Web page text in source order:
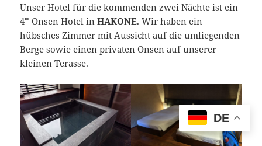
Unser Hotel für die kommenden zwei Nächte ist ein
4* Onsen Hotel inHAKONE. Wir haben ein
hübsches Zimmer mit Aussicht auf die umliegenden
Berge sowie einen privaten Onsen auf unserer
kleinen Terasse.
DE